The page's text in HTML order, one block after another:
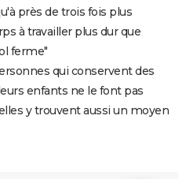
près de trois fois plus
à travailler plus dur que
ferme"
qui conservent des
enfants ne le font pas
y trouvent aussi un moyen